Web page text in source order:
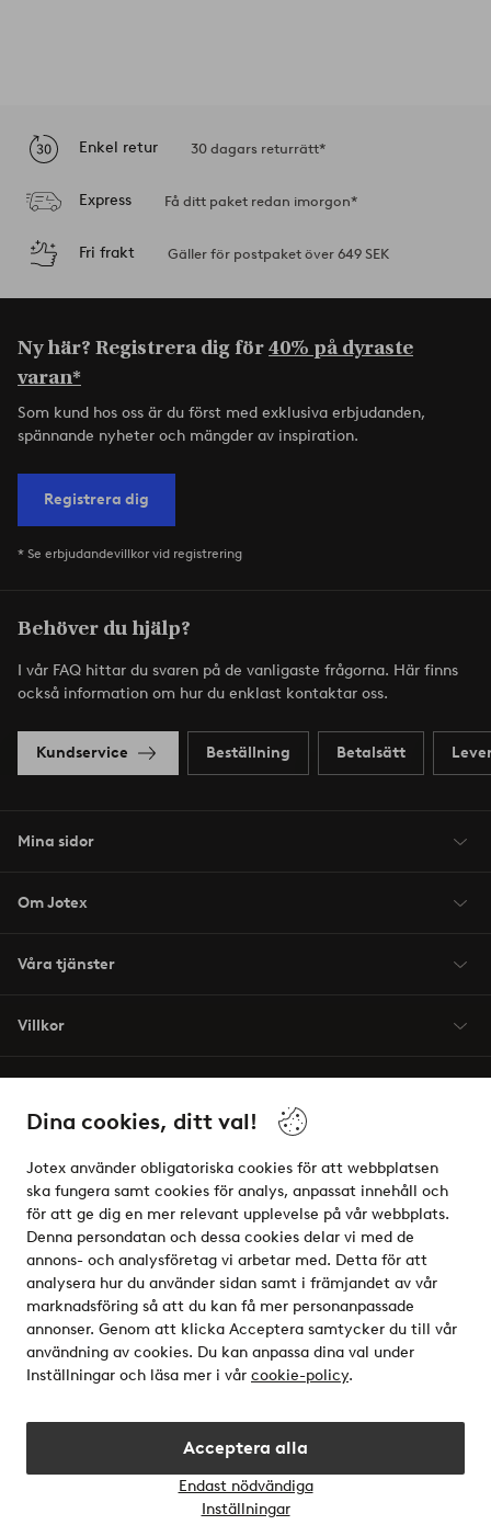
Dina cookies, ditt val!
Jotex använder obligatoriska cookies för att webbplatsen
ska fungera samt cookies för analys, anpassat innehåll och
för att ge dig en mer relevant upplevelse på vår webbplats.
Denna persondatan och dessa cookies delar vi med de
annons- och analysföretag vi arbetar med. Detta för att
analysera hur du använder sidan samt i främjandet av vår
marknadsföring så att du kan få mer personanpassade
annonser. Genom att klicka Acceptera samtycker du till vår
användning av cookies. Du kan anpassa dina val under
Inställningar och läsa mer i vår cookie-policy.
Acceptera alla
Endast nödvändiga
Inställningar
Enkel retur 30 dagars returrätt*
Express Få ditt paket redan imorgon*
Fri frakt Gäller för postpaket över 649 SEK
Ny här? Registrera dig för40% på dyraste
varan*
Som kund hos oss är du först med exklusiva erbjudanden,
spännande nyheter och mängder av inspiration.
Registrera dig
* Se erbjudandevillkor vid registrering
Behöver du hjälp?
I vår FAQ hittar du svaren på de vanligaste frågorna. Här finns
också information om hur du enklast kontaktar oss.
Kundservice Beställning Betalsätt
Mina sidor
Om Jotex
Våra tjänster
Villkor
Säkra betalningar - Betala direkt eller dela upp
Vill du veta mer om våra betalalternativ?
elpy